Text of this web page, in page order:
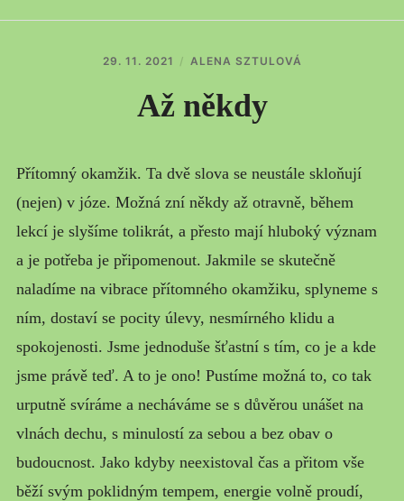
ČLÁNKY
PRAVIDELNÉ LEKCE
MŮJ PŘÍBĚH
29. 11. 2021 ALENA SZTULOVÁ
Až někdy
Přítomný okamžik. Ta dvě slova se neustále skloňují
(nejen) v józe. Možná zní někdy až otravně, během
lekcí je slyšíme tolikrát, a přesto mají hluboký význam
a je potřeba je připomenout. Jakmile se skutečně
naladíme na vibrace přítomného okamžiku, splyneme s
ním, dostaví se pocity úlevy, nesmírného klidu a
spokojenosti. Jsme jednoduše šťastní s tím, co je a kde
jsme právě teď. A to je ono! Pustíme možná to, co tak
urputně svíráme a necháváme se s důvěrou unášet na
vlnách dechu, s minulostí za sebou a bez obav o
budoucnost. Jako kdyby neexistoval čas a přitom vše
běží svým poklidným tempem, energie volně proudí,